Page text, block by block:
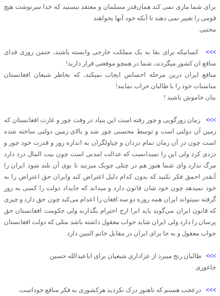
برای شما ماری نمی کند همان‌قدر مسلمان و معتقد نیستید که خدا سرنوشت هیچ
قومی را تغییر نمی دهند تا آنکه خود آنها بخواهند
مجتبی
>>>کسانیکه برای بقا به یک مملکت خارجی وابسته باشند، حتمن روزی فدای
منافع ان کشور میگردند، شما در همچو موقعتی قرار دارید!
منافع ایران درین مرحله احساس ایجاب نمیکند، که بخاطر شیعان افغانستان
مناسبات خود را با طالبان خراب نمایند!
بنان خاموش باشید !
>>> زمان زورگویی و چور رفته است این بنیاد در وقت چور و غارت افغانستان که
زمین آن دولتی است و توسط محسنی چور شد و بالای زمین دولتی ساخته شده
است چون در آن زمان تمام دزدان و چپاولگران به اندازه زور و قدرت خود چور و
دزدی کرد ولی این را نمیدانست که عدالت امدنی است چون بیت المال درد دارد
مرگ ندارد وای شما هنوز هم در چتلی چوبک میزنید تا بوی آن بلند شود ایران را
آنقدر احمق فکر نکنید که بدون کدام دلیل اعتراض کند وایران حق اعتراض را به
خود نمیدهد چون خود شان قانون دارد و میداند که جایداد دولت را کسی به زور
گرفته نمیتواند ایران همه روزه دو سه افغان را اعدام می‌کند چون حق دارد و چیزی
که قانون ایران می‌گوید باید انرا ارج احترام بگذارند ولی حکومت افغانستان حق
پرسان را دارد ولی ایران شاید جواب معقول داشته باشد مثلی که دولت افغانستان
جواب معقول و به جا برای ایران در مقابل خاتم النبین دارد
>>> طالبان رنج میبرد از عزاداری شیعیان برای اباعبدالله حسین
جاغوری
>>> درعجب هستم که تاهنوز درک نکردید هرکشوری به فکر منافع خوداست.